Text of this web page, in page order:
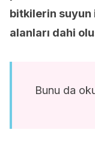
bitkilerin suyun
alanları dahi
Bunu da